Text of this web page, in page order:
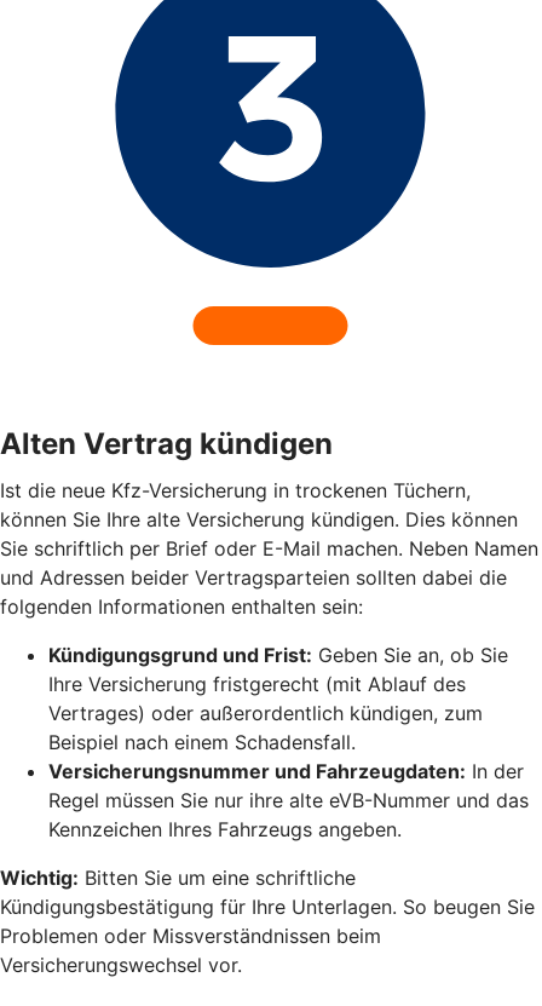
Alten Vertrag kündigen
Ist die neue Kfz-Versicherung in trockenen Tüchern,
können Sie Ihre alte Versicherung kündigen. Dies können
Sie schriftlich per Brief oder E-Mail machen. Neben Namen
und Adressen beider Vertragsparteien sollten dabei die
folgenden Informationen enthalten sein:
Kündigungsgrund und Frist: Geben Sie an, ob Sie
Ihre Versicherung fristgerecht (mit Ablauf des
Vertrages) oder außerordentlich kündigen, zum
Beispiel nach einem Schadensfall.
Versicherungsnummer und Fahrzeugdaten: In der
Regel müssen Sie nur ihre alte eVB-Nummer und das
Kennzeichen Ihres Fahrzeugs angeben.
Wichtig: Bitten Sie um eine schriftliche
Kündigungsbestätigung für Ihre Unterlagen. So beugen Sie
Problemen oder Missverständnissen beim
Versicherungswechsel vor.